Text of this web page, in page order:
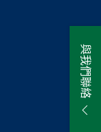
與我們聯絡